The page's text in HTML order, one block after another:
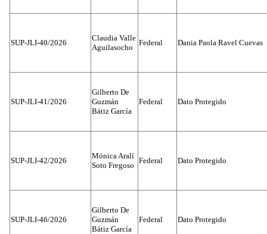
SUP-JLI-40/2026
Claudia Valle
Aguilasocho
Federal Dania Paola Ravel Cuevas
SUP-JLI-41/2026
Gilberto De
Guzmán
Bátiz García
Federal Dato Protegido
SUP-JLI-42/2026
Mónica Aralí
Soto Fregoso
Federal Dato Protegido
SUP-JLI-46/2026
Gilberto De
Guzmán
Bátiz García
Federal Dato Protegido